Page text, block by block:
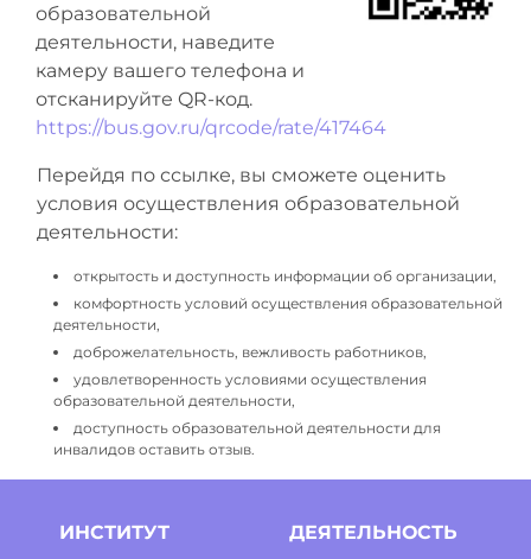
образовательной
деятельности, наведите
камеру вашего телефона и
отсканируйте QR-код.
https://bus.gov.ru/qrcode/rate/417464
Перейдя по ссылке, вы сможете оценить
условия осуществления образовательной
деятельности:
открытость и доступность информации об организации,
комфортность условий осуществления образовательной
деятельности,
доброжелательность, вежливость работников,
удовлетворенность условиями осуществления
образовательной деятельности,
доступность образовательной деятельности для
инвалидов оставить отзыв.
ИНСТИТУТ ДЕЯТЕЛЬНОСТЬ